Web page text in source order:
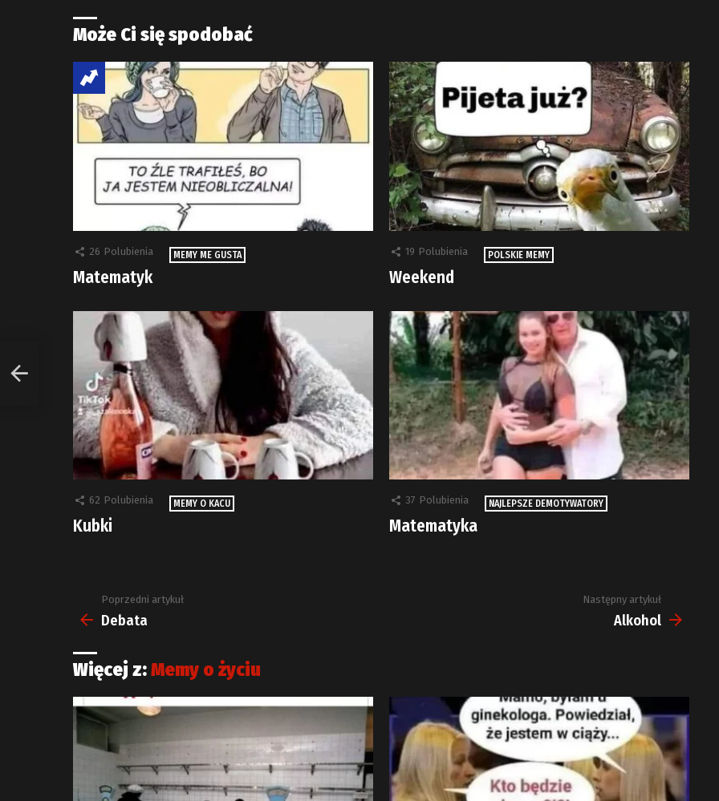
Może Ci się spodobać
26 Polubienia MEMY ME GUSTA
Matematyk
19 Polubienia POLSKIE MEMY
Weekend
62 Polubienia MEMY O KACU
Kubki
37 Polubienia NAJLEPSZE DEMOTYWATORY
Matematyka
Zobacz
więcej
Poprzedni artykuł
Debata
Następny artykuł
Alkohol
Więcej z:Memy o życiu